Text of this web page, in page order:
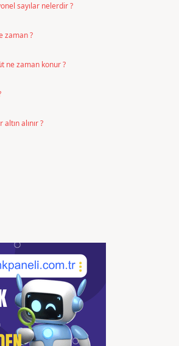
sayılar nelerdir ?
zaman ?
ne zaman konur ?
alınır ?